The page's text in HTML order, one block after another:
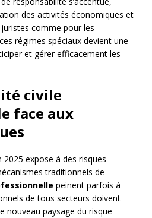
des activités économiques et
comme pour les
régimes spéciaux devient une
et gérer efficacement les
civile
face aux
2025 expose à des risques
traditionnels de
peinent parfois à
de tous secteurs doivent
nouveau paysage du risque